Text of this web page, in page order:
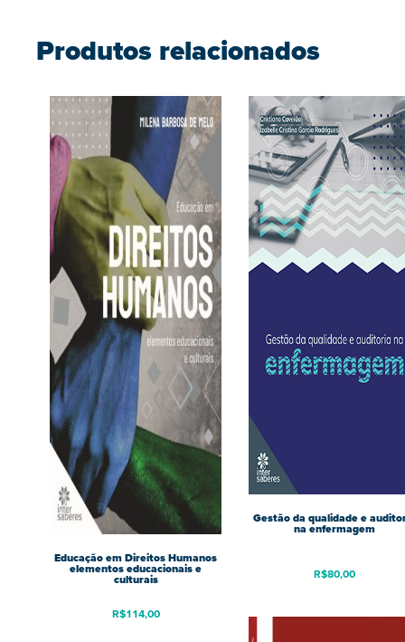
Produtos relacionados
Educação em Direitos Humanos
elementos educacionais e
culturais
R$114,00
Gestão da qualidade e
na enfermagem
R$80,00